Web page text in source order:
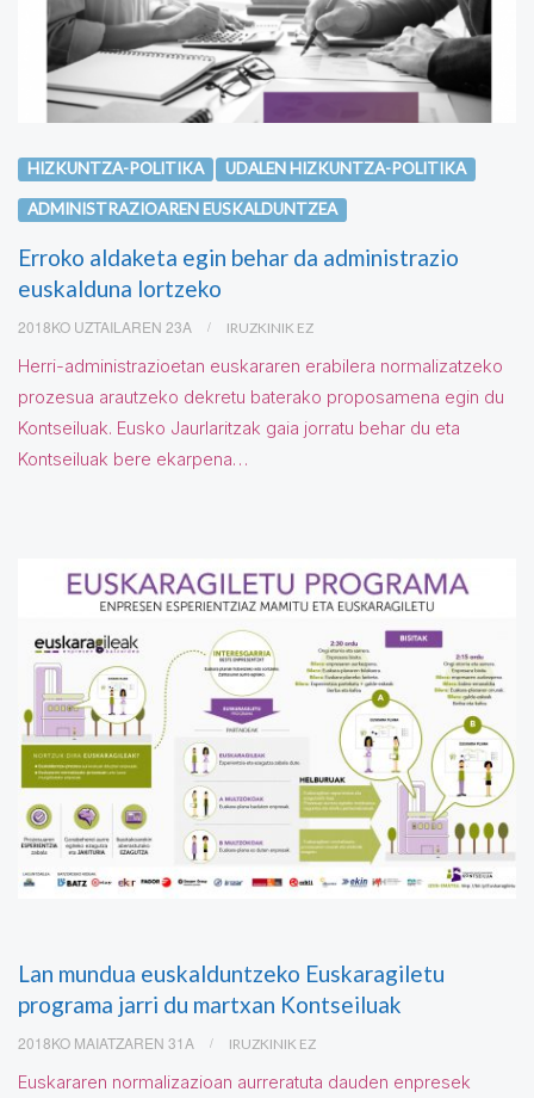
HIZKUNTZA-POLITIKA UDALEN HIZKUNTZA-POLITIKA
ADMINISTRAZIOAREN EUSKALDUNTZEA
Erroko aldaketa egin behar da administrazio
euskalduna lortzeko
2018KO UZTAILAREN 23A IRUZKINIK EZ
Herri-administrazioetan euskararen erabilera normalizatzeko
prozesua arautzeko dekretu baterako proposamena egin du
Kontseiluak. Eusko Jaurlaritzak gaia jorratu behar du eta
Kontseiluak bere ekarpena…
Lan mundua euskalduntzeko Euskaragiletu
programa jarri du martxan Kontseiluak
2018KO MAIATZAREN 31A IRUZKINIK EZ
Euskararen normalizazioan aurreratuta dauden enpresek